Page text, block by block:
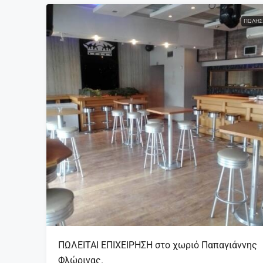
ΠΩΛΕΙΤΑΙ ΕΠΙΧΕΙΡΗΣΗ στο χωριό Παπαγιάννης
Φλώρινας.